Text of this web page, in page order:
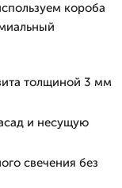
короба
толщиной 3 мм
и несущую
свечения без